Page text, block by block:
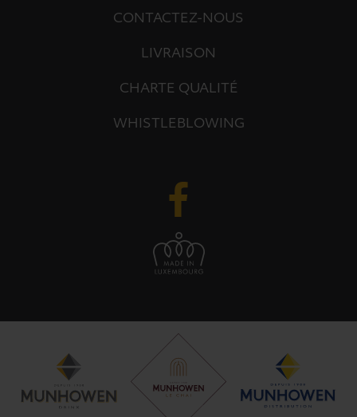
CONTACTEZ-NOUS
LIVRAISON
CHARTE QUALITÉ
WHISTLEBLOWING